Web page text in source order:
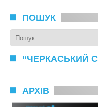
ПОШУК
“ЧЕРКАСЬКИЙ
АРХІВ